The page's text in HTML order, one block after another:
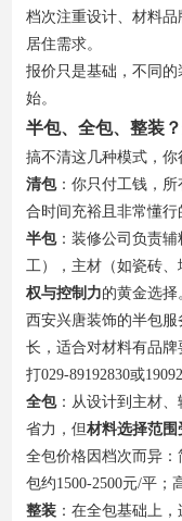
档次注重设计、材料
居住需求。
报价只是基础，不同
始。
半包、全包、整装
搞不清这几种模式，你
清包：你只付工钱，
合时间充裕且非常懂行
半包：装修公司负责
工），主材（如瓷砖
权与控制力的黄金选择
西安兴唐装饰的半包
长，适合对材料有品
打029-89192830或
全包：从设计到主材
省力，但材料选择范围
全包价格因档次而异：
包约1500-2500元/平；
整装：在全包基础上